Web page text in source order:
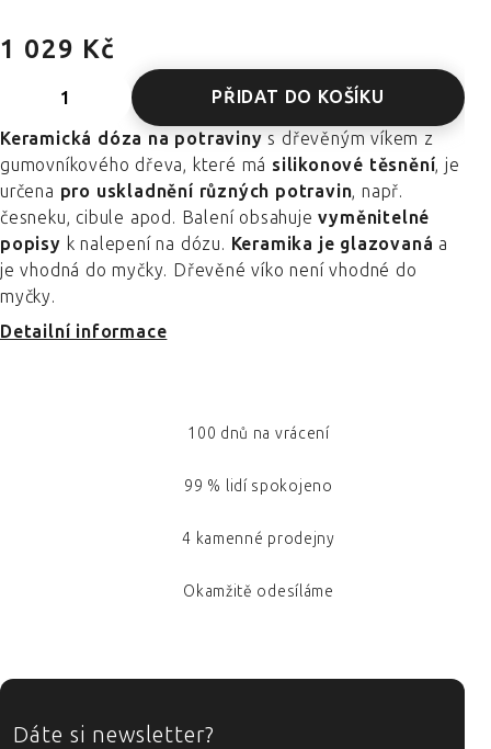
1 029 Kč
PŘIDAT DO KOŠÍKU
Keramická dóza na potraviny s dřevěným víkem z
gumovníkového dřeva, které má silikonové těsnění, je
určena pro uskladnění různých potravin, např.
česneku, cibule apod. Balení obsahujevyměnitelné
popisy k nalepení na dózu. Keramika je glazovaná a
je vhodná do myčky. Dřevěné víko není vhodné do
myčky.
Detailní informace
100 dnů na vrácení
99 % lidí spokojeno
4 kamenné prodejny
Okamžitě odesíláme
ZÁPATÍ
Dáte si newsletter?